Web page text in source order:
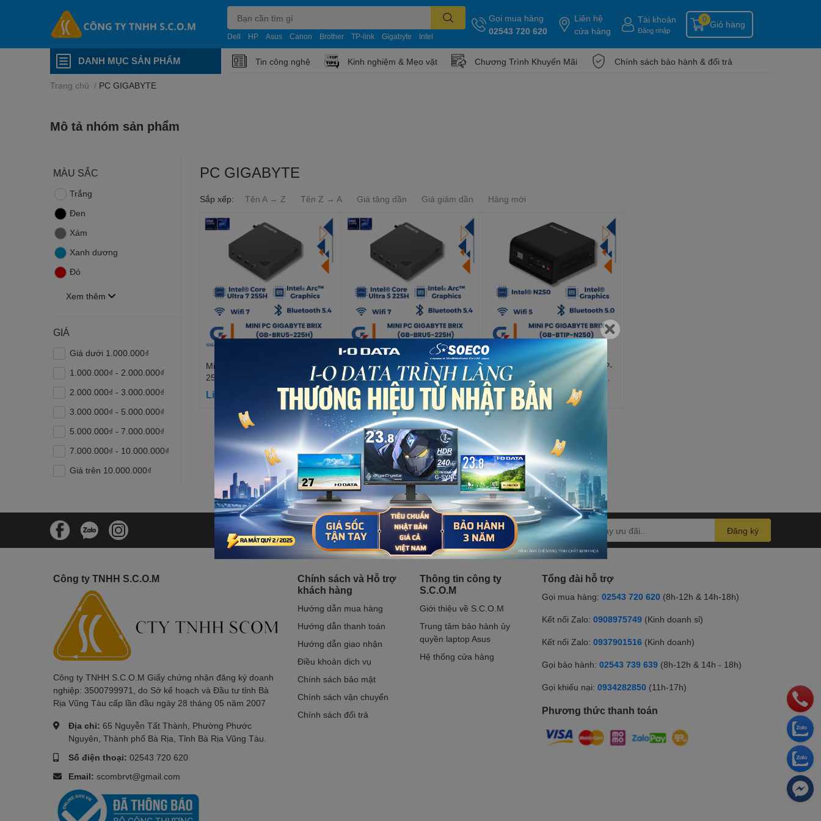
Dell HP Asus Canon Brother TP-link Gigabyte Intel
Gọi mua hàng
02543 720 620
Liên hệ
cửa hàng
Tài khoản
Đăng nhập
Giỏ hàng
0
DANH MỤC SẢN PHẨM Tin công nghệ Kinh nghiệm & Mẹo vặt Chương Trình Khuyến Mãi Chính sách bảo hành & đổi trả
Trang chủ / PC GIGABYTE
Mô tả nhóm sản phẩm
MÀU SẮC
Trắng
Đen
Xám
Xanh dương
Đỏ
Xem thêm
GIÁ
Giá dưới 1.000.000₫
1.000.000₫ - 2.000.000₫
2.000.000₫ - 3.000.000₫
3.000.000₫ - 5.000.000₫
5.000.000₫ - 7.000.000₫
7.000.000₫ - 10.000.000₫
Giá trên 10.000.000₫
PC GIGABYTE
Sắp xếp: Tên A → Z Tên Z → A Giá tăng dần Giá giảm dần Hàng mới
Mini PC Gigabyte Brix GB-BRU7-
255H 6BXARH7SWMR (Ultra7
255H | Wifi 7 | Bluetooth 5.4 |
Đen)
Liên hệ
Mini PC Gigabyte Brix GB-BRU5-
225H 6BXARH5SWMR (Ultra5
225H | Wifi 7 | Bluetooth 5.4 |
Đen)
Liên hệ
Mini PC Gigabyte Brix GB-BTIP-
N250 6BXTWN2HWMR (Intel
N250 | Intel Graphics | Wifi 5 |
Bluetooth 5.0 | Đen)
Liên hệ
Bạn muốn nhận khuyến mãi đặc biệt?
Đăng ký ngay.
Đăng ký
Công ty TNHH S.C.O.M
Công ty TNHH S.C.O.M Giấy chứng nhận đăng ký doanh
nghiệp: 3500799971, do Sở kế hoạch và Đầu tư tỉnh Bà
Rịa Vũng Tàu cấp lần đầu ngày 28 tháng 05 năm 2007
Địa chỉ: 65 Nguyễn Tất Thành, Phường Phước
Nguyên, Thành phố Bà Rịa, Tỉnh Bà Rịa Vũng Tàu.
Số điện thoại: 02543 720 620
Email: scombrvt@gmail.com
Chính sách và Hỗ trợ
khách hàng
Hướng dẫn mua hàng
Hướng dẫn thanh toán
Hướng dẫn giao nhận
Điều khoản dịch vụ
Chính sách bảo mật
Chính sách vận chuyển
Chính sách đổi trả
Thông tin công ty
S.C.O.M
Giới thiệu về S.C.O.M
Trung tâm bảo hành ủy
quyền laptop Asus
Hệ thống cửa hàng
Tổng đài hỗ trợ
Gọi mua hàng: 02543 720 620 (8h-12h & 14h-18h)
Kết nối Zalo: 0908975749 (Kinh doanh sỉ)
Kết nối Zalo: 0937901516 (Kinh doanh)
Gọi bảo hành: 02543 739 639 (8h-12h & 14h - 18h)
Gọi khiếu nại: 0934282850 (11h-17h)
Phương thức thanh toán